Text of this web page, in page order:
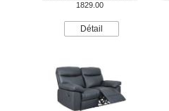
1829.00
Détail